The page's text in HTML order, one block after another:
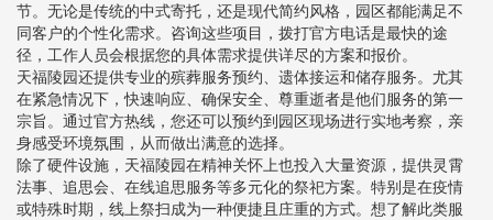
节。无论是传统的中式寄托，还是现代简约风格，园区都能满足不
同客户的个性化需求。咨询这些项目，拨打官方电话是最快的途
径，工作人员会根据您的具体需求提供详尽的方案和报价。
天福陵园还提供专业的殡葬服务预约、遗体接运和储存服务。尤其
在紧急情况下，快速响应、确保安全、尊重逝者是他们服务的第一
宗旨。通过官方热线，您还可以预约到园区现场进行实地考察，亲
身感受环境氛围，从而做出满意的选择。
除了硬件设施，天福陵园在精神关怀上也投入大量资源，提供灵霄
法事、追思会、在线追思服务等多元化的祭祀方案。特别是在疫情
或特殊时期，线上祭扫成为一种便捷且庄重的方式。想了解此类服